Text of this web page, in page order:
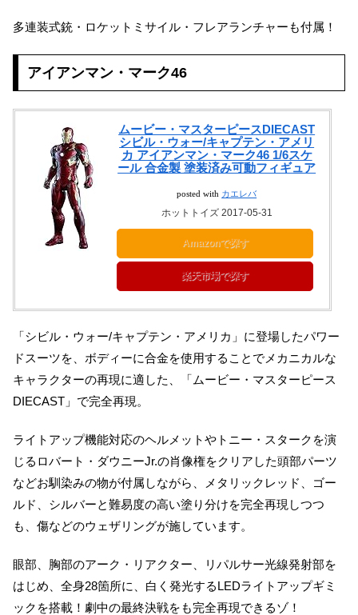
多連装式銃・ロケットミサイル・フレアランチャーも付属！
アイアンマン・マーク46
ムービー・マスターピースDIECAST
シビル・ウォー/キャプテン・アメリ
カ アイアンマン・マーク46 1/6スケ
ール 合金製 塗装済み可動フィギュア
posted with カエレバ
ホットトイズ 2017-05-31
Amazonで探す
楽天市場で探す
「シビル・ウォー/キャプテン・アメリカ」に登場したパワー
ドスーツを、ボディーに合金を使用することでメカニカルな
キャラクターの再現に適した、「ムービー・マスターピース
DIECAST」で完全再現。
ライトアップ機能対応のヘルメットやトニー・スタークを演
じるロバート・ダウニーJr.の肖像権をクリアした頭部パーツ
などお馴染みの物が付属しながら、メタリックレッド、ゴー
ルド、シルバーと難易度の高い塗り分けを完全再現しつつ
も、傷などのウェザリングが施しています。
眼部、胸部のアーク・リアクター、リパルサー光線発射部を
はじめ、全身28箇所に、白く発光するLEDライトアップギミ
ックを搭載！劇中の最終決戦をも完全再現できるゾ！